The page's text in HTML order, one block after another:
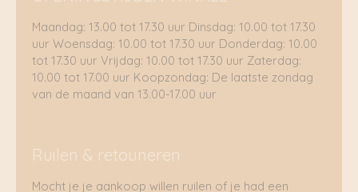
Maandag: 13.00 tot 17.30 uur Dinsdag: 10.00 tot 17.30
uur Woensdag: 10.00 tot 17.30 uur Donderdag: 10.00
tot 17.30 uur Vrijdag: 10.00 tot 17.30 uur Zaterdag:
10.00 tot 17.00 uur Koopzondag: De laatste zondag
van de maand van 13.00-17.00 uur
Ruilen & retouneren
Mocht je je aankoop willen ruilen of je had een